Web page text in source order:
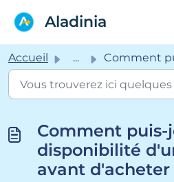
Aladinia
Accueil ... Comment puis-je connaître la
Comment
disponibilité
avant d'acheter